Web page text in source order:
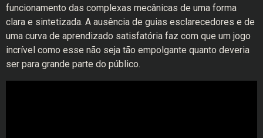
funcionamento das complexas mecânicas de uma forma
clara e sintetizada. A ausência de guias esclarecedores e de
uma curva de aprendizado satisfatória faz com que um jogo
incrível como esse não seja tão empolgante quanto deveria
ser para grande parte do público.